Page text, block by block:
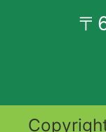
〒